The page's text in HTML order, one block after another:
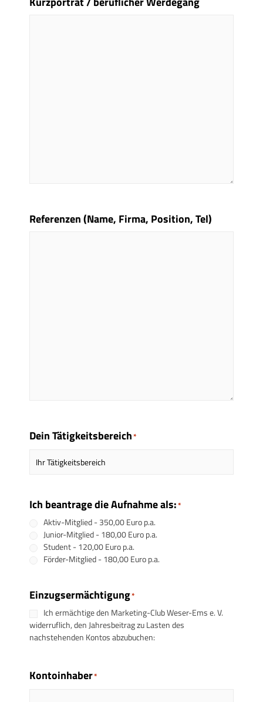
Referenzen (Name, Firma, Position, Tel)
Dein Tätigkeitsbereich*
Ich beantrage die Aufnahme als:*
Aktiv-Mitglied - 350,00 Euro p.a.
Junior-Mitglied - 180,00 Euro p.a.
Student - 120,00 Euro p.a.
Förder-Mitglied - 180,00 Euro p.a.
Einzugsermächtigung*
Ich ermächtige den Marketing-Club Weser-Ems e. V.
widerruflich, den Jahresbeitrag zu Lasten des
nachstehenden Kontos abzubuchen:
Kontoinhaber*